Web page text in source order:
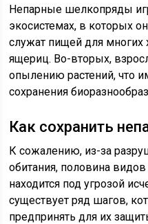
Непарные шелкопряды
экосистемах, в которых
служат пищей для
ящериц. Во-вторых,
опылению растений, что
сохранения
Как сохранить
К сожалению, из-за
обитания, половина
находится под угрозой
существует ряд шагов,
предпринять для их